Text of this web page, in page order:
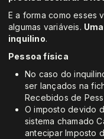
E a forma como esses
algumas variáveis.
inquilino.
Pessoa física
No caso do
ser lançados na
Recebidos de
O imposto devido
sistema chamado
antecipar Imposto